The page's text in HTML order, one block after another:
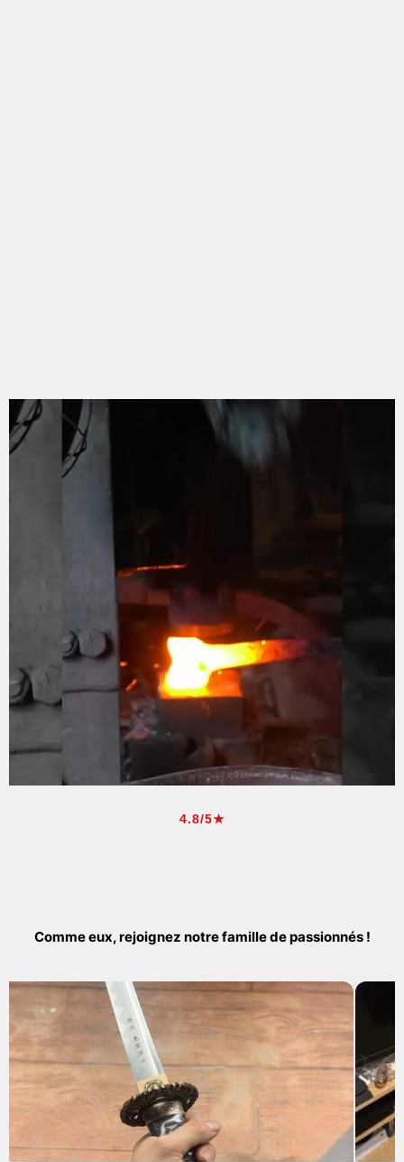
4.8/5★
Comme eux, rejoignez notre famille de passionnés !